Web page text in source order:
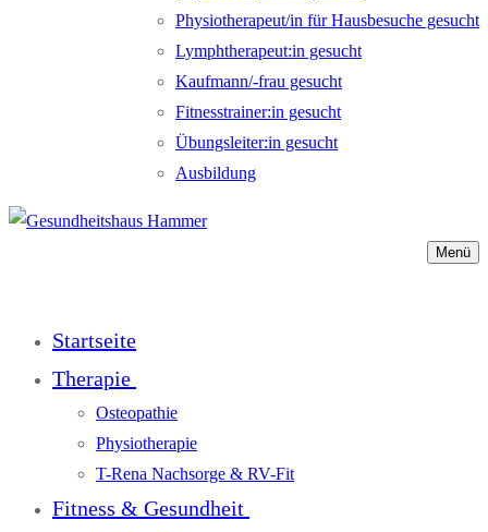
Physiotherapeut/in für Hausbesuche gesucht
Lymphtherapeut:in gesucht
Kaufmann/-frau gesucht
Fitnesstrainer:in gesucht
Übungsleiter:in gesucht
Ausbildung
Menü
Startseite
Therapie
Osteopathie
Physiotherapie
T-Rena Nachsorge & RV-Fit
Fitness & Gesundheit